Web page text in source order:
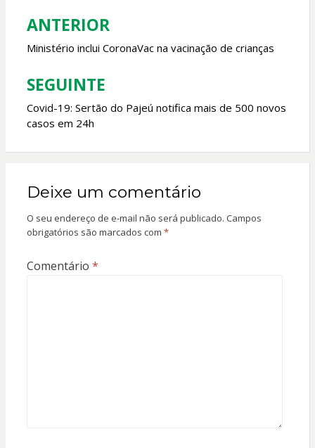
Navegação
de
Post
ANTERIOR
Ministério inclui CoronaVac na vacinação de crianças
SEGUINTE
Covid-19: Sertão do Pajeú notifica mais de 500 novos
casos em 24h
Deixe um comentário
O seu endereço de e-mail não será publicado. Campos
obrigatórios são marcados com *
Comentário *